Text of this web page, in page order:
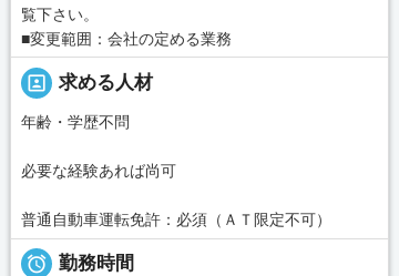
覧下さい。
■変更範囲：会社の定める業務
portrait 求める人材
年齢・学歴不問
必要な経験あれば尚可
普通自動車運転免許：必須（ＡＴ限定不可）
 勤務時間